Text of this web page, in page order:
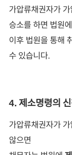
가압류채권자가
승소를 하면 법원
이후 법원을 통해
수 있습니다.
4. 제소명령의
가압류채권자가
않으면